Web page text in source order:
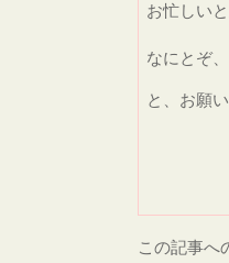
お忙しい
なにとぞ、
と、お願
この記事へ